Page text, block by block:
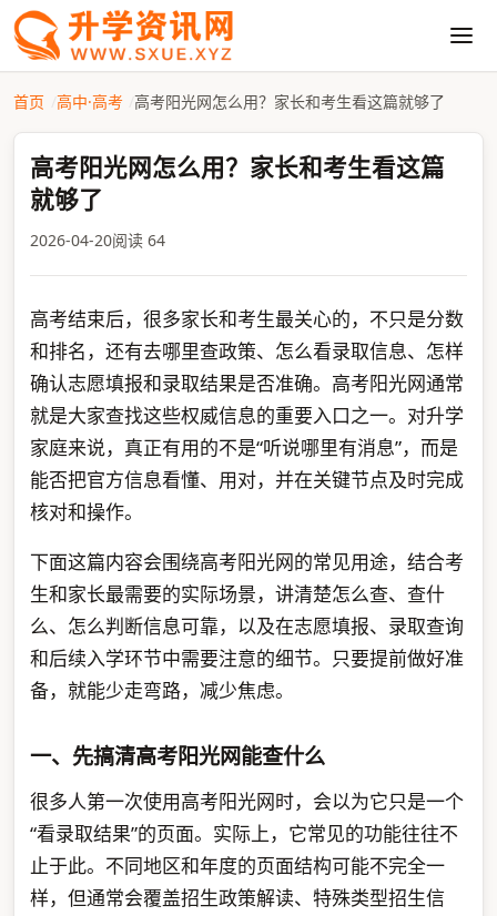
首页 高中·高考 高考阳光网怎么用？家长和考生看这篇就够了
高考阳光网怎么用？家长和考生看这篇
就够了
2026-04-20阅读 64
高考结束后，很多家长和考生最关心的，不只是分数
和排名，还有去哪里查政策、怎么看录取信息、怎样
确认志愿填报和录取结果是否准确。高考阳光网通常
就是大家查找这些权威信息的重要入口之一。对升学
家庭来说，真正有用的不是“听说哪里有消息”，而是
能否把官方信息看懂、用对，并在关键节点及时完成
核对和操作。
下面这篇内容会围绕高考阳光网的常见用途，结合考
生和家长最需要的实际场景，讲清楚怎么查、查什
么、怎么判断信息可靠，以及在志愿填报、录取查询
和后续入学环节中需要注意的细节。只要提前做好准
备，就能少走弯路，减少焦虑。
一、先搞清高考阳光网能查什么
很多人第一次使用高考阳光网时，会以为它只是一个
“看录取结果”的页面。实际上，它常见的功能往往不
止于此。不同地区和年度的页面结构可能不完全一
样，但通常会覆盖招生政策解读、特殊类型招生信